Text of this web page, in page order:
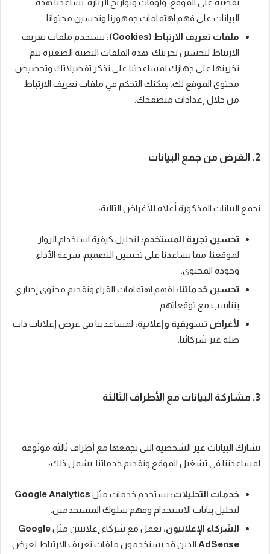
تقضيه على الموقع، وأوقات وتواريخ الزيارة. تساعدنا هذه
البيانات على فهم اهتمامات جمهورنا وتحسين محتوانا.
ملفات تعريف الارتباط (Cookies):
نستخدم ملفات تعريف
الارتباط لتحسين تجربتك. هذه الملفات النصية الصغيرة يتم
تخزينها على جهازك لمساعدتنا على تذكر تفضيلاتك وتخصيص
محتوى الموقع لك. يمكنك التحكم في ملفات تعريف الارتباط
من خلال إعدادات متصفحك.
2. الغرض من جمع البيانات
نجمع البيانات المذكورة أعلاه للأغراض التالية:
تحسين تجربة المستخدم: لتحليل كيفية استخدام الزوار
لموقعنا، مما يساعدنا على تحسين التصميم، سرعة الأداء،
وجودة المحتوى.
تحسين خدماتنا: لفهم اهتمامات القراء وتقديم محتوى إخباري
يتناسب مع توقعاتهم.
لأغراض تسويقية وإعلانية: لمساعدتنا في عرض إعلانات ذات
صلة عبر شركائنا.
3. مشاركة البيانات مع الأطراف الثالثة
نشارك البيانات غير الشخصية التي نجمعها مع أطراف ثالثة موثوقة
لمساعدتنا في تشغيل الموقع وتقديم خدماتنا. يشمل ذلك:
خدمات التحليلات: نستخدم خدمات مثل Google Analytics
لتحليل بيانات الاستخدام وفهم سلوك المستخدمين.
الشركاء الإعلانيون: نعمل مع شركاء إعلانيين مثلGoogle
AdSense الذين قد يستخدمون ملفات تعريف الارتباط لعرض